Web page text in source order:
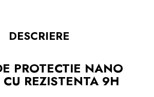
DESCRIERE
PROTECTIE NANO
REZISTENTA 9H